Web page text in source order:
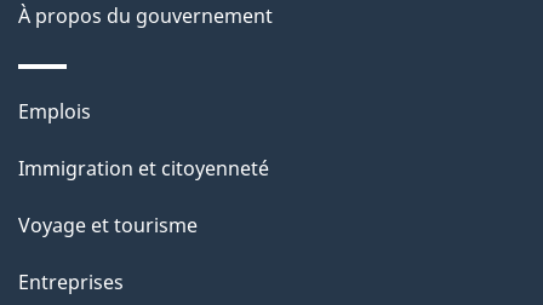
n
s
r
c
t
t
À propos du gouvernement
Thèmes
sujets
Emplois
Immigration et citoyenneté
Voyage et tourisme
Entreprises